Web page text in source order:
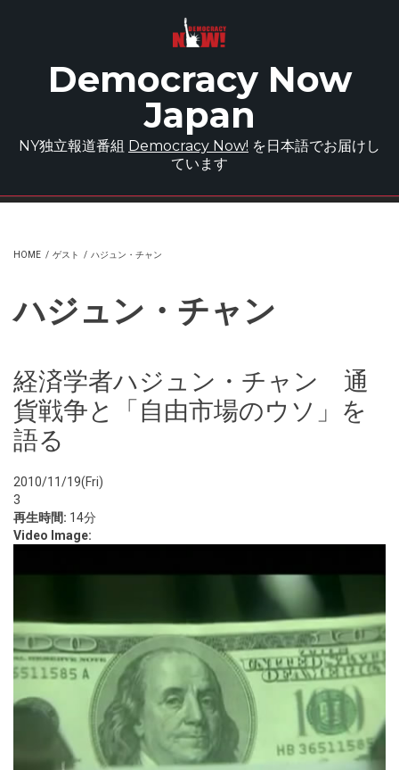
Democracy Now
Japan
NY独立報道番組 Democracy Now! を日本語でお届けし
ています
HOME / ゲスト / ハジュン・チャン
ハジュン・チャン
経済学者ハジュン・チャン 通
貨戦争と「自由市場のウソ」を
語る
2010/11/19(Fri)
3
再生時間: 14分
Video Image: